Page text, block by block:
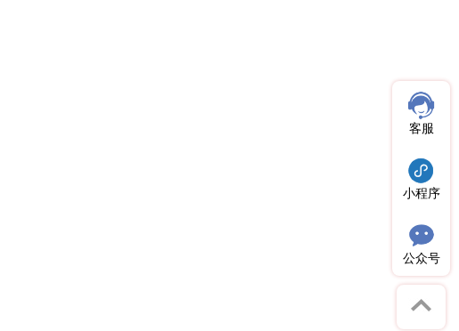
客服
小程序
公众号